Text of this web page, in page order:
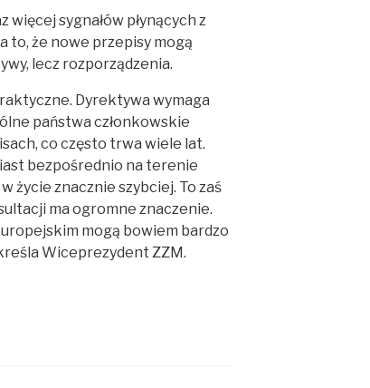
sygnałów płynących z
to, że nowe przepisy mogą
lecz rozporządzenia.
Dyrektywa wymaga
państwa członkowskie
co często trwa wiele lat.
bezpośrednio na terenie
życie znacznie szybciej. To zaś
ma ogromne znaczenie.
mogą bowiem bardzo
Wiceprezydent ZZM.